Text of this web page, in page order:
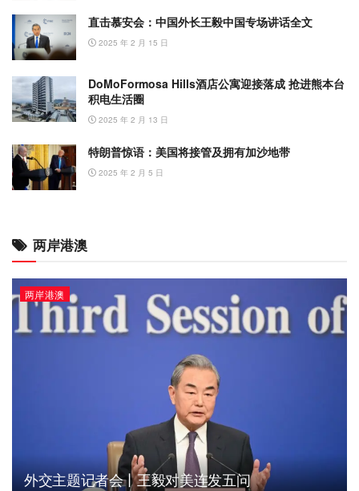
直击慕安会：中国外长王毅中国专场讲话全文
2025 年 2 月 15 日
DoMoFormosa Hills酒店公寓迎接落成 抢进熊本台
积电生活圈
2025 年 2 月 13 日
特朗普惊语：美国将接管及拥有加沙地带
2025 年 2 月 5 日
两岸港澳
两岸港澳
外交主题记者会丨王毅对美连发五问